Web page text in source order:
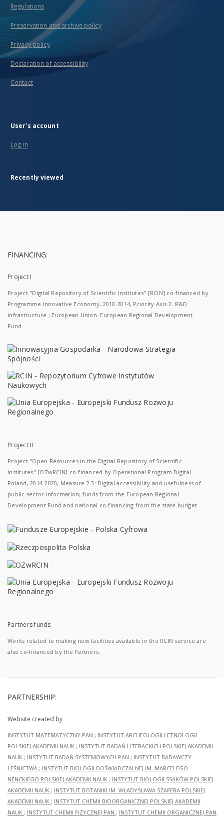
Regulations
Preservation and archive policy
Privacy policy
Declaration of accessibility
Contact
User's account
Log in
Recently viewed
FINANCING:
Project I
Project "Digital Repository of Scientific Institutes" [RCIN] co-financed by
Programme Innovative Economy, 2010-2014, Priority Axis 2. R&D
infrastructure ; European Union. European Regional Development
Fund.
Project II
Project "Open Resources in the Digital Repository of Scientific
Institutes" [OZwRCIN] co-financed by Operational Program Digital
Poland, 2014-2020, Measure 2.3: Digital accessibility and usefulness of
public sector information; funds from the European Regional
Development Fund and national co-financing from the state budget.
Partners funds
Works related to making new facilities available in the RCIN service are
also co-financed by the Partners.
PARTNERSHIP:
Website created by
INSTYTUT MATEMATYCZNY PAN ; INSTYTUT ARCHEOLOGII I ETNOLOGII
POLSKIEJ AKADEMII NAUK ; INSTYTUT BADAŃ LITERACKICH POLSKIEJ AKADEMII
NAUK ; INSTYTUT BADAŃ SYSTEMOWYCH PAN ; INSTYTUT BADAWCZY
LEŚNICTWA ; INSTYTUT BIOLOGII DOŚWIADCZALNEJ IM. MARCELEGO
NENCKIEGO POLSKIEJ AKADEMII NAUK ; INSTYTUT BIOLOGII SSAKÓW POLSKIEJ
AKADEMII NAUK ; INSTYTUT BOTANIKI IM. WŁADYSŁAWA SZAFERA POLSKIEJ
AKADEMII NAUK ; INSTYTUT CHEMII BIOORGANICZNEJ POLSKIEJ AKADEMII
NAUK ; INSTYTUT CHEMII FIZYCZNEJ PAN ; INSTYTUT CHEMII ORGANICZNEJ PAN